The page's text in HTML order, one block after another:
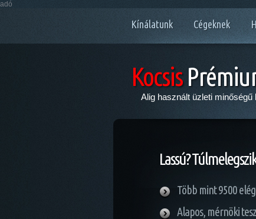
adó
Kínálatunk Cégeknek
Kocsis
Alig használt üzleti
Lassú?
Több mint 9500
Alapos, mérnöki